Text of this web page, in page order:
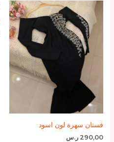
فستان سهرة لون اسود
290,00 ر.س